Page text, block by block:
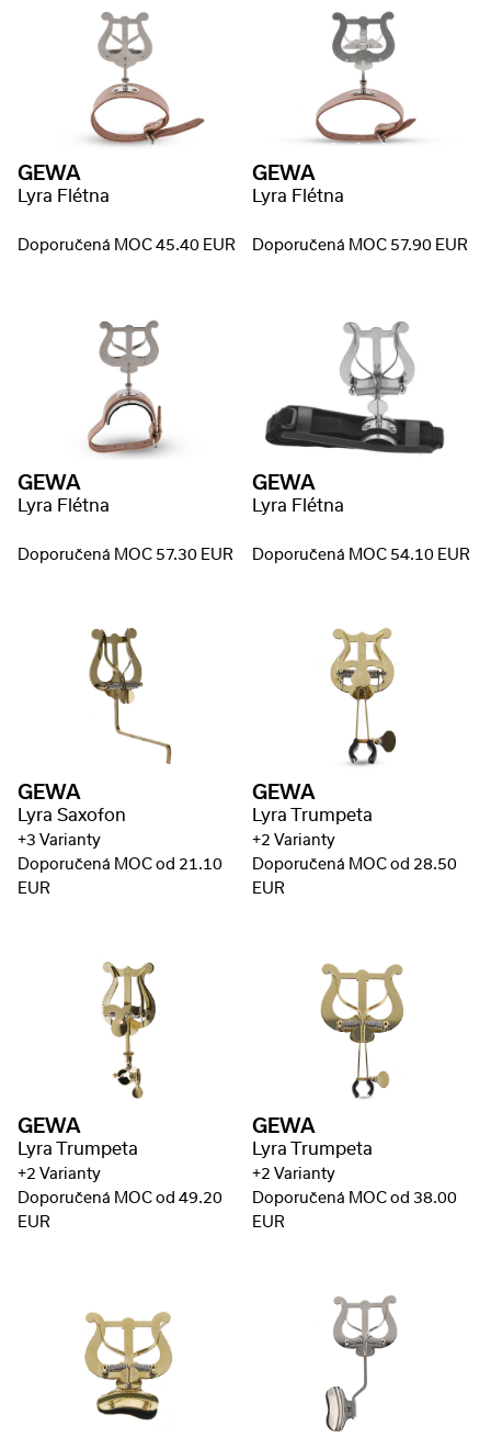
GEWA
Lyra Flétna
Doporučená MOC 45.40 EUR
GEWA
Lyra Flétna
Doporučená MOC 57.90 EUR
GEWA
Lyra Flétna
Doporučená MOC 57.30 EUR
GEWA
Lyra Flétna
Doporučená MOC 54.10 EUR
GEWA
Lyra Saxofon
+3 Varianty
Doporučená MOC od 21.10
EUR
GEWA
Lyra Trumpeta
+2 Varianty
Doporučená MOC od 28.50
EUR
GEWA
Lyra Trumpeta
+2 Varianty
Doporučená MOC od 49.20
EUR
GEWA
Lyra Trumpeta
+2 Varianty
Doporučená MOC od 38.00
EUR